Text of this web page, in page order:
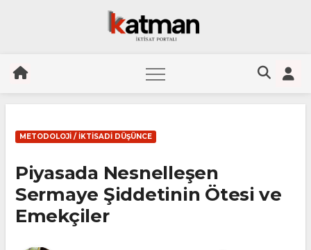
content
METODOLOJI / İKTISADI DÜŞÜNCE
Piyasada Nesnelleşen
Sermaye Şiddetinin Ötesi ve
Emekçiler